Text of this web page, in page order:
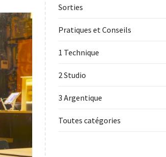
Sorties
Pratiques et Conseils
1 Technique
2 Studio
3 Argentique
Toutes catégories